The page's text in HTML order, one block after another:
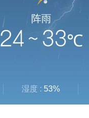
阵雨
24 ~ 33℃
湿度 : 53%